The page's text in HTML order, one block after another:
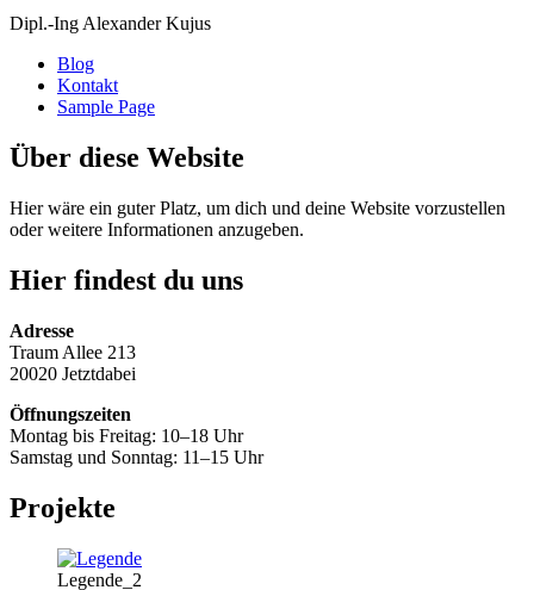
Dipl.-Ing Alexander Kujus
Blog
Kontakt
Sample Page
Über diese Website
Hier wäre ein guter Platz, um dich und deine Website vorzustellen
oder weitere Informationen anzugeben.
Hier findest du uns
Adresse
Traum Allee 213
20020 Jetztdabei
Öffnungszeiten
Montag bis Freitag: 10–18 Uhr
Samstag und Sonntag: 11–15 Uhr
Projekte
Legende_2